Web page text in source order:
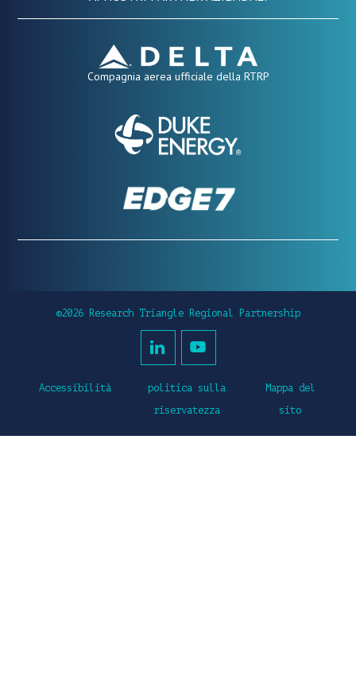
Compagnia aerea ufficiale della RTRP
©2026 Research Triangle Regional Partnership
Accessibilità
politica sulla
riservatezza
Mappa del
sito